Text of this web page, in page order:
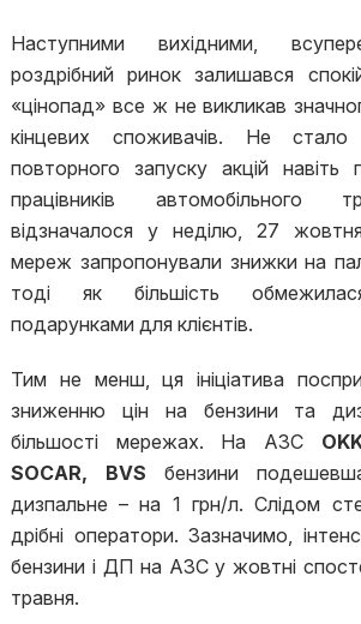
Наступними вихідними,
роздрібний ринок залишався
«цінопад» все ж не викликав
кінцевих споживачів. Не
повторного запуску акцій навіть
працівників автомобільного
відзначалося у неділю, 27
мереж запропонували знижки на
тоді як більшість
подарунками для клієнтів.
Тим не менш, ця ініціатива
зниженню цін на бензини та
більшості мережах. На АЗС
SOCAR, BVS бензини
дизпальне – на 1 грн/л. Слідом
дрібні оператори. Зазначимо,
бензини і ДП на АЗС у жовтні
травня.